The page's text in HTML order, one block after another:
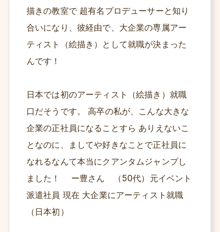
描きの教室で 超有名プロデューサーと知り
合いになり、彼経由で、大企業の専属アー
ティスト（絵描き）として就職が決まった
んです！
日本では初のアーティスト（絵描き）就職
口だそうです。 高卒の私が、こんな大きな
企業の正社員になることすら ありえないこ
となのに、ましてや好きなことで正社員に
なれるなんて本当にクアンタムジャンプし
ました！ ー豊さん （50代）元イベント
派遣社員 現在 大企業にアーティスト就職
（日本初）